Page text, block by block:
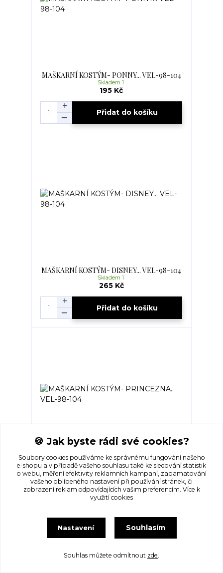
MAŠKARNÍ KOSTÝM- PONNY... VEL-98-104
195 Kč
Skladem 1
Přidat do košíku
MAŠKARNÍ KOSTÝM- DISNEY... VEL-98-104
265 Kč
Skladem 1
Přidat do košíku
MAŠKARNÍ KOSTÝM- PRINCEZNA.. VEL-
98-104
255 Kč
Skladem 1
strana z 1
🍪 Jak byste rádi své cookies?
Soubory cookies používáme ke správnému fungování našeho
e-shopu a v případě vašeho souhlasu také ke sledování statistik
o webu, měření efektivity reklamních kampaní, zapamatování
vašeho oblíbeného nastavení při používání stránek, či
zobrazení reklam odpovídajících vašim preferencím. Více k
využití cookies
Nastavení Souhlasím
Souhlas můžete odmítnout zde